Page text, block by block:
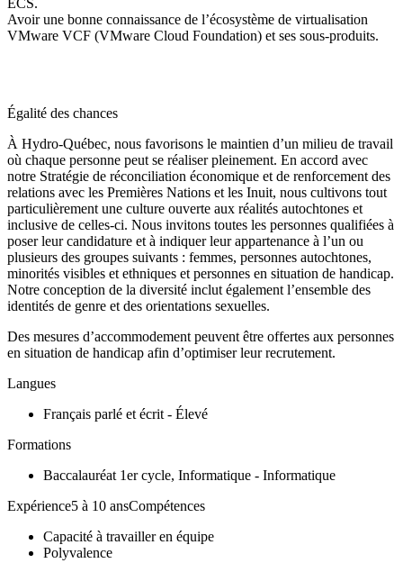
ECS.
Avoir une bonne connaissance de l’écosystème de virtualisation
VMware VCF (VMware Cloud Foundation) et ses sous-produits.
Égalité des chances
À Hydro-Québec, nous favorisons le maintien d’un milieu de travail
où chaque personne peut se réaliser pleinement. En accord avec
notre Stratégie de réconciliation économique et de renforcement des
relations avec les Premières Nations et les Inuit, nous cultivons tout
particulièrement une culture ouverte aux réalités autochtones et
inclusive de celles-ci. Nous invitons toutes les personnes qualifiées à
poser leur candidature et à indiquer leur appartenance à l’un ou
plusieurs des groupes suivants : femmes, personnes autochtones,
minorités visibles et ethniques et personnes en situation de handicap.
Notre conception de la diversité inclut également l’ensemble des
identités de genre et des orientations sexuelles.
Des mesures d’accommodement peuvent être offertes aux personnes
en situation de handicap afin d’optimiser leur recrutement.
Langues
Français parlé et écrit - Élevé
Formations
Baccalauréat 1er cycle, Informatique - Informatique
Expérience5 à 10 ansCompétences
Capacité à travailler en équipe
Polyvalence